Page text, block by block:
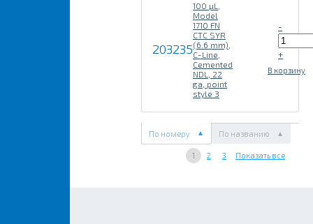
203235
100 µL,
Model
1710 FN
CTC SYR
(6.6 mm),
C-Line,
Cemented
NDL, 22
ga, point
style 3
-
+
В корзину
По номеру По названию
1 2 3 Показать все